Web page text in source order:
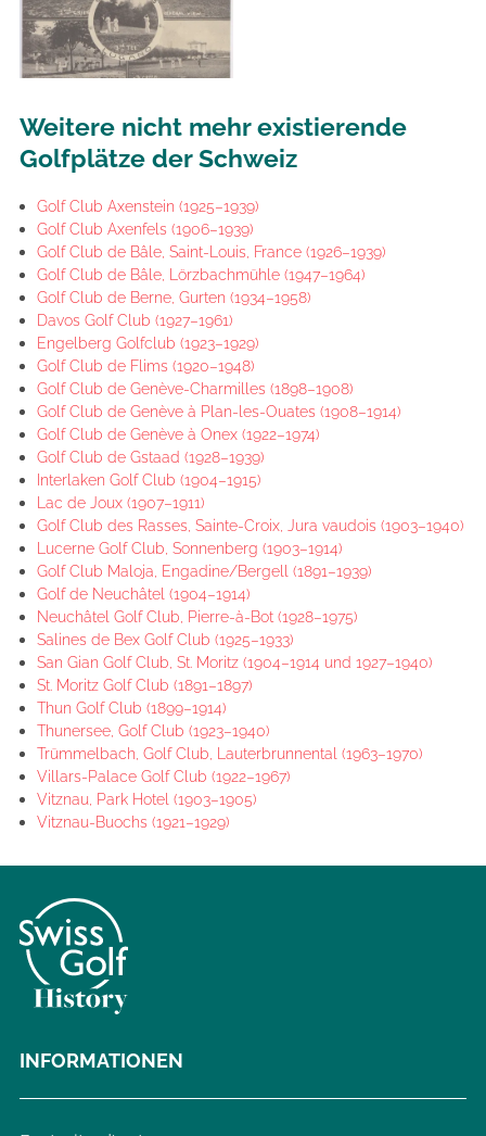
Weitere nicht mehr existierende
Golfplätze der Schweiz
Golf Club Axenstein (1925–1939)
Golf Club Axenfels (1906–1939)
Golf Club de Bâle, Saint-Louis, France (1926–1939)
Golf Club de Bâle, Lörzbachmühle (1947–1964)
Golf Club de Berne, Gurten (1934–1958)
Davos Golf Club (1927–1961)
Engelberg Golfclub (1923–1929)
Golf Club de Flims (1920–1948)
Golf Club de Genève-Charmilles (1898–1908)
Golf Club de Genève à Plan-les-Ouates (1908–1914)
Golf Club de Genève à Onex (1922–1974)
Golf Club de Gstaad (1928–1939)
Interlaken Golf Club (1904–1915)
Lac de Joux (1907–1911)
Golf Club des Rasses, Sainte-Croix, Jura vaudois (1903–1940)
Lucerne Golf Club, Sonnenberg (1903–1914)
Golf Club Maloja, Engadine/Bergell (1891–1939)
Golf de Neuchâtel (1904–1914)
Neuchâtel Golf Club, Pierre-à-Bot (1928–1975)
Salines de Bex Golf Club (1925–1933)
San Gian Golf Club, St. Moritz (1904–1914 und 1927–1940)
St. Moritz Golf Club (1891–1897)
Thun Golf Club (1899–1914)
Thunersee, Golf Club (1923–1940)
Trümmelbach, Golf Club, Lauterbrunnental (1963–1970)
Villars-Palace Golf Club (1922–1967)
Vitznau, Park Hotel (1903–1905)
Vitznau-Buochs (1921–1929)
INFORMATIONEN